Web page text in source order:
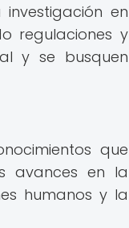
en
regulaciones y
y se busquen
que
avances en la
humanos y la